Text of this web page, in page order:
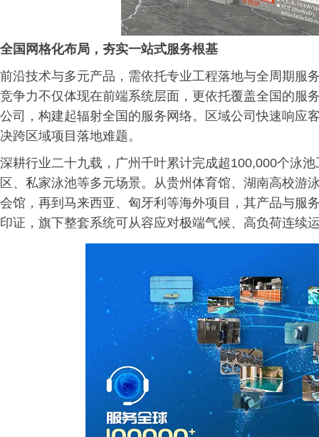
全国网格化布局，夯实一站式服务根基
前沿技术与多元产品，需依托专业工程落地与全周期服
竞争力不仅体现在前端系统层面，更依托覆盖全国的服
公司，构建起辐射全国的服务网络。区域公司快速响应
决跨区域项目落地难题。
深耕行业二十九载，广州千叶累计完成超100,000个泳
区、私家泳池等多元场景。从贵州体育馆、湖南高校游
会馆，再到马来西亚、匈牙利等海外项目，其产品与服
印证，旗下整套系统可从容应对极端气候、高负荷连续